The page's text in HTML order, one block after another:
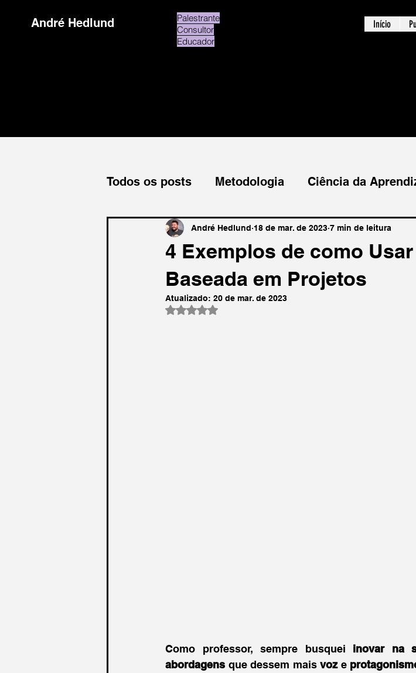
André Hedlund
Palestrante
Consultor
Educador
Início
Todos os posts Metodologia Ciência da
Inspiração Leitura Comportamento
4 Exemplos de como
Baseada em Projetos
André Hedlund 18 de mar. de 2023 7 min de leitura
Atualizado: 20 de mar. de 2023
Avaliado com NaN de 5 estrelas.
Como professor, sempre busquei inovar na
abordagens que dessem mais voz e